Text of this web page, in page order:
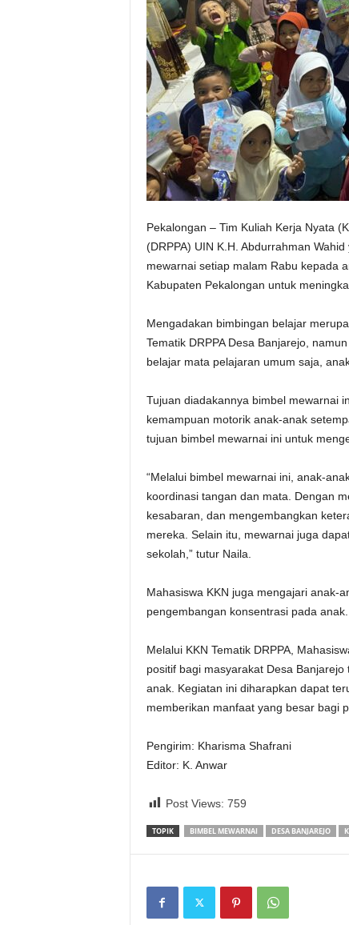
Pekalongan – Tim Kuliah Kerja Nyata
(DRPPA) UIN K.H. Abdurrahman
mewarnai setiap malam Rabu kepada
Kabupaten Pekalongan untuk
Mengadakan bimbingan belajar
Tematik DRPPA Desa Banjarejo,
belajar mata pelajaran umum saja,
Tujuan diadakannya bimbel mewarnai
kemampuan motorik anak-anak
tujuan bimbel mewarnai ini untuk
“Melalui bimbel mewarnai ini, anak-
koordinasi tangan dan mata. Dengan
kesabaran, dan mengembangkan
mereka. Selain itu, mewarnai juga
sekolah,” tutur Naila.
Mahasiswa KKN juga mengajari anak-
pengembangan konsentrasi pada anak.
Melalui KKN Tematik DRPPA,
positif bagi masyarakat Desa
anak. Kegiatan ini diharapkan dapat
memberikan manfaat yang besar bagi
Pengirim: Kharisma Shafrani
Editor: K. Anwar
Post Views: 759
TOPIK BIMBEL MEWARNAI DESA BANJAREJO